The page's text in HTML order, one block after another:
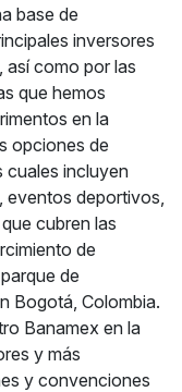
base de
inversores
así como por las
que hemos
en la
opciones de
cuales incluyen
eventos deportivos,
cubren las
de
de
Bogotá, Colombia.
Banamex en la
y más
y convenciones